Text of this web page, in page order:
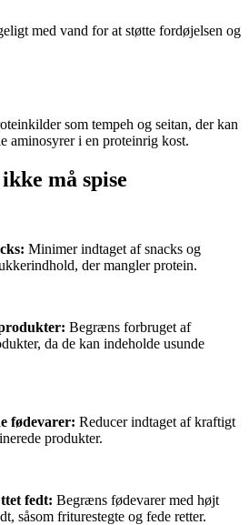
med vand for at støtte fordøjelsen og
som tempeh og seitan, der kan
aminosyrer i en proteinrig kost.
må spise
Minimer indtaget af snacks og
der mangler protein.
Begræns forbruget af
da de kan indeholde usunde
fødevarer: Reducer indtaget af kraftigt
produkter.
fedt: Begræns fødevarer med højt
såsom friturestegte og fede retter.